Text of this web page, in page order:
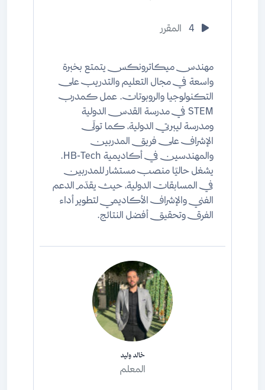
4 المقرر
مهندس ميكاترونكس يتمتع بخبرة
واسعة في مجال التعليم والتدريب على
التكنولوجيا والروبوتات. عمل كمدرب
STEM في مدرسة القدس الدولية
ومدرسة ليبرتي الدولية، كما تولّى
الإشراف على فريق المدربين
والمهندسين في أكاديمية HB-Tech.
يشغل حاليًا منصب مستشار للمدربين
في المسابقات الدولية، حيث يقدّم الدعم
الفني والإشراف الأكاديمي لتطوير أداء
الفرق وتحقيق أفضل النتائج.
خالد وليد
المعلم